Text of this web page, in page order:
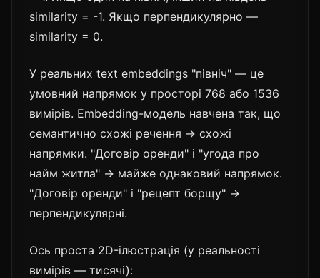
similarity = -1. Якщо перпендикулярно —
similarity = 0.
У реальних text embeddings "північ" — це
умовний напрямок у просторі 768 або 1536
вимірів. Embedding-модель навчена так, що
семантично схожі речення → схожі
напрямки. "Договір оренди" і "угода про
найм житла" → майже однаковий напрямок.
"Договір оренди" і "рецепт борщу" →
перпендикулярні.
Ось проста 2D-ілюстрація (у реальності
вимірів — тисячі):